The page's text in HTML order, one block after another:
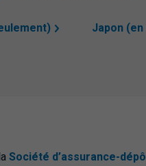
Japon
Société d’assurance-